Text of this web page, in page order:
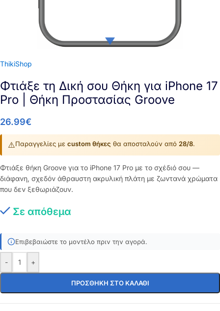
ThikiShop
Φτιάξε τη Δική σου Θήκη για iPhone 17
Pro | Θήκη Προστασίας Groove
26.99€
⚠️Παραγγελίες με custom θήκες θα αποσταλούν από 28/8.
Φτιάξε θήκη Groove για το iPhone 17 Pro με το σχέδιό σου —
διάφανη, σχεδόν άθραυστη ακρυλική πλάτη με ζωντανά χρώματα
που δεν ξεθωριάζουν.
Σε απόθεμα
Επιβεβαιώστε το μοντέλο πριν την αγορά.
- +
ΠΡΟΣΘΉΚΗ ΣΤΟ ΚΑΛΆΘΙ